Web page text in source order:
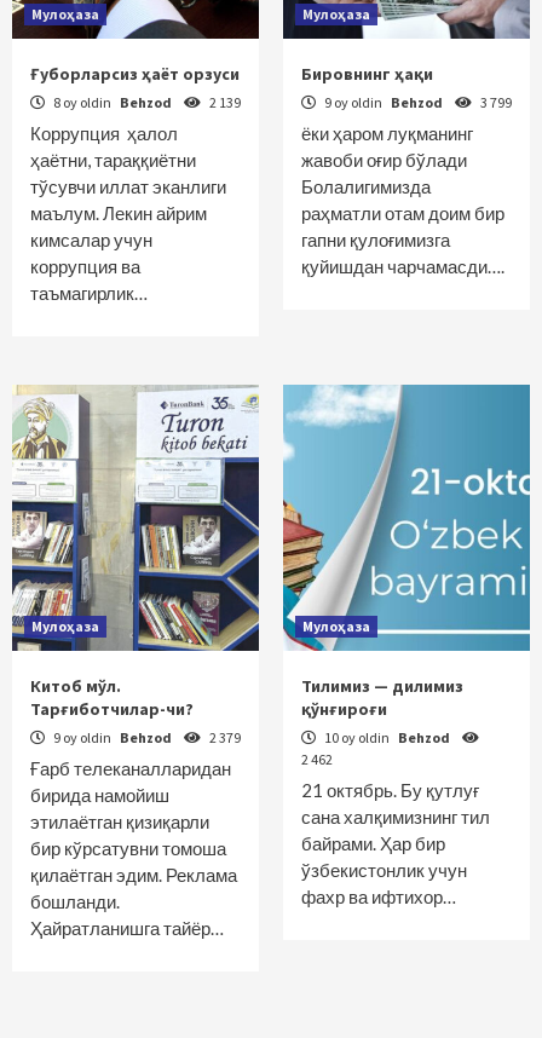
Мулоҳаза
Ғуборларсиз ҳаёт орзуси
8 oy oldin Behzod 2 139
Коррупция ҳалол
ҳаётни, тараққиётни
тўсувчи иллат эканлиги
маълум. Лекин айрим
кимсалар учун
коррупция ва
таъмагирлик…
Мулоҳаза
Бировнинг ҳақи
9 oy oldin Behzod 3 799
ёки ҳаром луқманинг
жавоби оғир бўлади
Болалигимизда
раҳматли отам доим бир
гапни қулоғимизга
қуйишдан чарчамасди….
Мулоҳаза
Китоб мўл.
Тарғиботчилар-чи?
9 oy oldin Behzod 2 379
Ғарб телеканалларидан
бирида намойиш
этилаётган қизиқарли
бир кўрсатувни томоша
қилаётган эдим. Реклама
бошланди.
Ҳайратланишга тайёр…
Мулоҳаза
Тилимиз — дилимиз
қўнғироғи
10 oy oldin Behzod
2 462
21 октябрь. Бу қутлуғ
сана халқимизнинг тил
байрами. Ҳар бир
ўзбекистонлик учун
фахр ва ифтихор…